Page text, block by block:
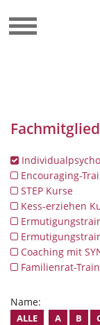
Encouraging-
STEP Kurse
Kess-erziehen
Coaching mit
Familienrat-
Name:
ALLE A B